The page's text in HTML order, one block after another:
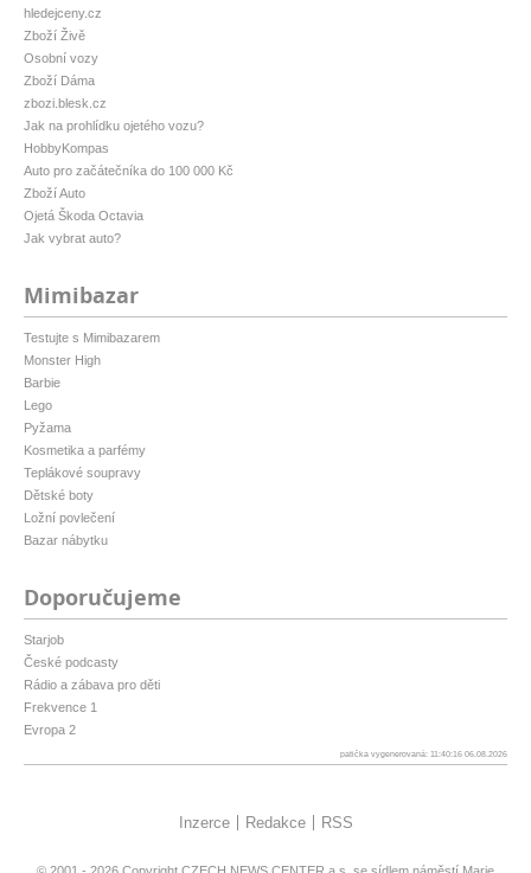
hledejceny.cz
Zboží Živě
Osobní vozy
Zboží Dáma
zbozi.blesk.cz
Jak na prohlídku ojetého vozu?
HobbyKompas
Auto pro začátečníka do 100 000 Kč
Zboží Auto
Ojetá Škoda Octavia
Jak vybrat auto?
Mimibazar
Testujte s Mimibazarem
Monster High
Barbie
Lego
Pyžama
Kosmetika a parfémy
Teplákové soupravy
Dětské boty
Ložní povlečení
Bazar nábytku
Doporučujeme
Starjob
České podcasty
Rádio a zábava pro děti
Frekvence 1
Evropa 2
patička vygenerovaná: 11:40:16 06.08.2026
Inzerce Redakce RSS